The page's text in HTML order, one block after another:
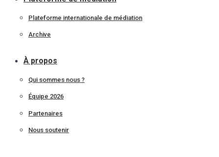
Plateforme internationale de médiation
Archive
À propos
Qui sommes nous ?
Équipe 2026
Partenaires
Nous soutenir